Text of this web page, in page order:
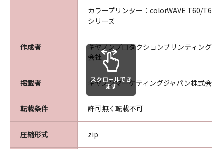
ア製品の全部又は一部の改変 、リバースエンジ
ニアリング、逆アセンブル、デコンパイル、翻
訳、翻案などを行うことは出来ません。
乙は本ソフトウエア製品に表示されているか又
はその動作時に表示される著作権表示、商標登
録等を除去したり、視認困難にすることは出来
ません。
乙は、本ソフトウエア製品に含まれるマニュア
ルを、甲の事前承認なく紙媒体、電子媒体の区
別なくコピーする事はできません。
乙は、万一、本条項のいずれかの規定に違反し
て甲に損害を生ぜしめた場合には、乙は賠償の
カラープリンター：colorWAVE T60/T65
シリーズ
作成者
キヤノンプロダクションプリンティングシ
会社
掲載者 キヤノンマーケティングジャパン株式会社
転載条件 許可無く転載不可
圧縮形式 zip
スクロールでき
ます